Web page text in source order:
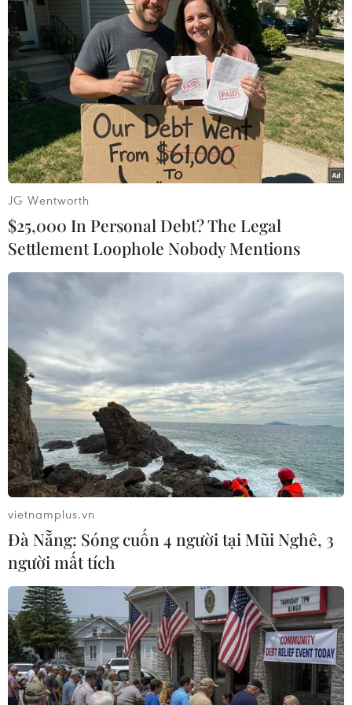
#Siemens #Bayer #Bác sỹ
#Chẩn đoán hình ảnh
#Thăm khám lâm sàng
TP. Hà Nội
Theo dõi VietnamPlus
TIN LIÊN QUAN
JG Wentworth
$25,000 In Personal Debt? The Legal
Settlement Loophole Nobody Mentions
vietnamplus.vn
Đà Nẵng: Sóng cuốn 4 người tại Mũi Nghê, 3
người mất tích